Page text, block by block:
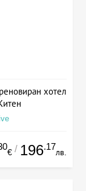
хотел
€ / 196.17
лв.